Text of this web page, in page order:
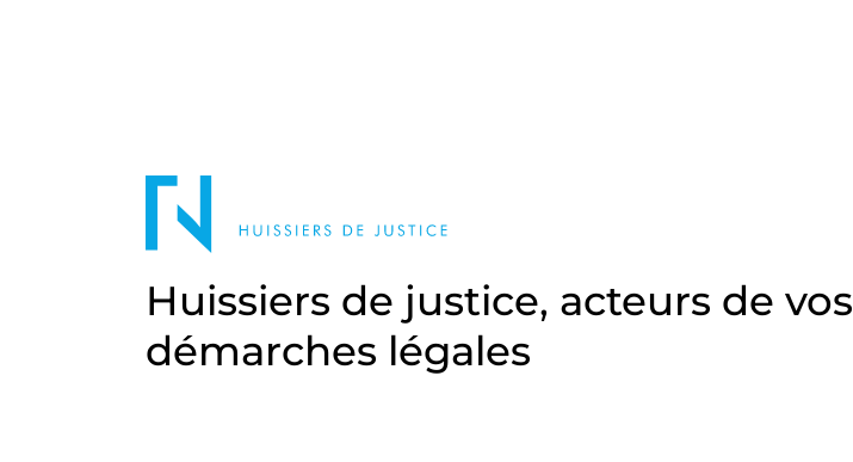
Huissiers de justice, acteurs de vos
démarches légales